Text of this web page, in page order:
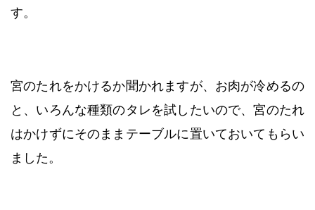
す。
宮のたれをかけるか聞かれますが、お肉が冷めるの
と、いろんな種類のタレを試したいので、宮のたれ
はかけずにそのままテーブルに置いておいてもらい
ました。